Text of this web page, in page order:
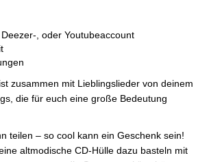
, oder Youtubeaccount
zusammen mit Lieblingslieder von deinem
die für euch eine große Bedeutung
teilen – so cool kann ein Geschenk sein!
altmodische CD-Hülle dazu basteln mit